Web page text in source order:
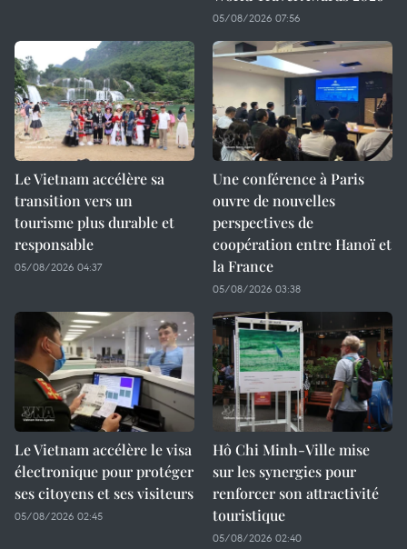
05/08/2026 07:56
Le Vietnam accélère sa
transition vers un
tourisme plus durable et
responsable
05/08/2026 04:37
Une conférence à Paris
ouvre de nouvelles
perspectives de
coopération entre Hanoï et
la France
05/08/2026 03:38
Le Vietnam accélère le visa
électronique pour protéger
ses citoyens et ses visiteurs
05/08/2026 02:45
Hô Chi Minh-Ville mise
sur les synergies pour
renforcer son attractivité
touristique
05/08/2026 02:40